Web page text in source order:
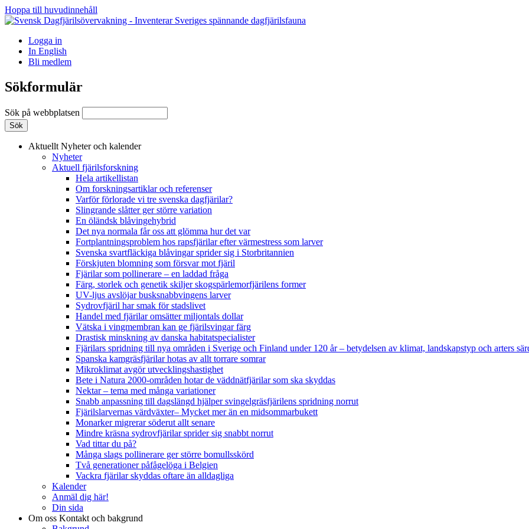
Hoppa till huvudinnehåll
Logga in
In English
Bli medlem
Sökformulär
Sök på webbplatsen
Aktuellt Nyheter och kalender
Nyheter
Aktuell fjärilsforskning
Hela artikellistan
Om forskningsartiklar och referenser
Varför förlorade vi tre svenska dagfjärilar?
Slingrande slåtter ger större variation
En öländsk blåvingehybrid
Det nya normala får oss att glömma hur det var
Fortplantningsproblem hos rapsfjärilar efter värmestress som larver
Svenska svartfläckiga blåvingar sprider sig i Storbritannien
Förskjuten blomning som försvar mot fjäril
Fjärilar som pollinerare – en laddad fråga
Färg, storlek och genetik skiljer skogspärlemorfjärilens former
UV-ljus avslöjar busksnabbvingens larver
Sydrovfjäril har smak för stadslivet
Handel med fjärilar omsätter miljontals dollar
Vätska i vingmembran kan ge fjärilsvingar färg
Drastisk minskning av danska habitatspecialister
Fjärilars spridning till nya områden i Sverige och Finland under 120 år– betydelsen av klimat, landskapstyp och arters
Spanska kamgräsfjärilar hotas av allt torrare somrar
Mikroklimat avgör utvecklingshastighet
Bete i Natura 2000-områden hotar de väddnätfjärilar som ska skyddas
Nektar – tema med många variationer
Snabb anpassning till dagslängd hjälper svingelgräsfjärilens spridning norrut
Fjärilslarvernas värdväxter– Mycket mer än en midsommarbukett
Monarker migrerar söderut allt senare
Mindre kräsna sydrovfjärilar sprider sig snabbt norrut
Vad tittar du på?
Många slags pollinerare ger större bomullsskörd
Två generationer påfågelöga i Belgien
Vackra fjärilar skyddas oftare än alldagliga
Kalender
Anmäl dig här!
Din sida
Om oss Kontakt och bakgrund